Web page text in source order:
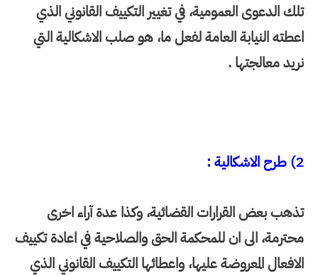
تلك الدعوى العمومية، في تغيير التكييف القانوني الذي
اعطته النيابة العامة لفعل ما، هو صلب الاشكالية التي
نريد معالجتها .
2) طرح الاشكالية :
تذهب بعض القرارات القضائية، وكذا عدة آراء اخرى
محترمة، الى ان للمحكمة الحق والصلاحية في اعادة تكييف
الافعال المعروضة عليها، واعطائها التكييف القانوني الذي